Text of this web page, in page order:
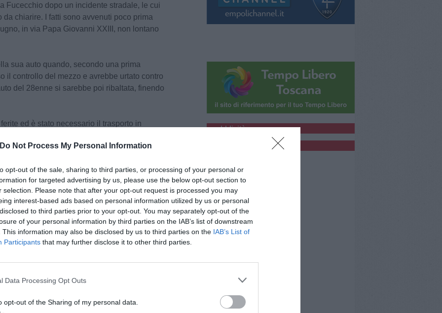
Do Not Process My Personal Information
opt-out of the sale, sharing to third parties, or processing of your personal or
for targeted advertising by us, please use the below opt-out section to
selection. Please note that after your opt-out request is processed you may
interest-based ads based on personal information utilized by us or personal
to third parties prior to your opt-out. You may separately opt-out of the
of your personal information by third parties on the IAB’s list of downstream
This information may also be disclosed by us to third parties on the IAB’s List of
Participants that may further disclose it to other third parties.
Data Processing Opt Outs
opt-out of the Sharing of my personal data.
Fucecchio dopo un incidente stradale, le cui
da chiarire. I fatti sono avvenuti poco prima
in via Papa Giovanni XXIII, non lontano
sua auto quando, secondo una prima
il controllo del mezzo e avrebbe urtato contro
del 28enne si sarebbe poi ribaltata, finendo
ed è stato necessario il trasporto in
giallo con l'ambulanza della Pubblica
sul posto anche la polizia municipale e i
2026
permette di risalire all'autore
di una persona che stava
di risalire all'autore di un vistoso
di rifiuti. Il fatto, avvenuto lunedì [...]
pubblicità